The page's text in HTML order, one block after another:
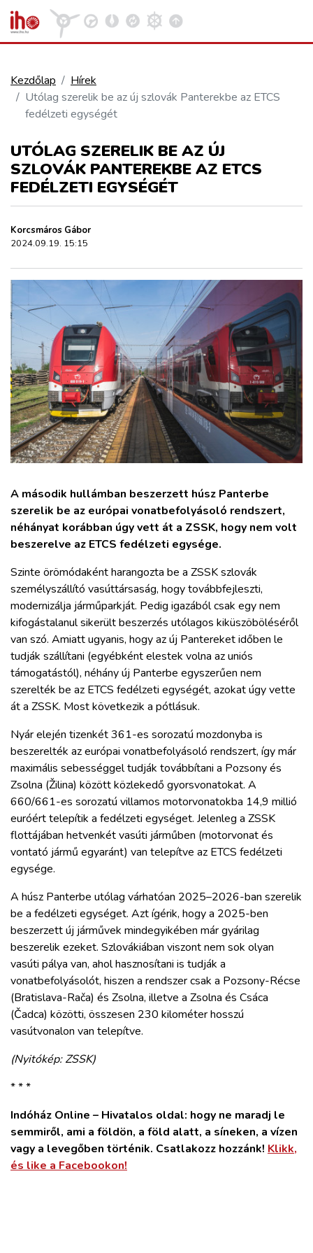
VASÚT
KÖZÚT
REPÜLÉS
KÖZLEKEDÉSFEJLESZTÉS
ZÖLDÚT
HAJÓZÁS
BLOG
ARCHÍVUM
BELÉPÉS
REGISZTRÁCIÓ
Kezdőlap
Hírek
Utólag szerelik be az új szlovák Panterekbe az ETCS
fedélzeti egységét
UTÓLAG SZERELIK BE AZ ÚJ
SZLOVÁK PANTEREKBE AZ ETCS
FEDÉLZETI EGYSÉGÉT
Korcsmáros Gábor
2024.09.19. 15:15
A második hullámban beszerzett húsz Panterbe
szerelik be az európai vonatbefolyásoló rendszert,
néhányat korábban úgy vett át a ZSSK, hogy nem volt
beszerelve az ETCS fedélzeti egysége.
Szinte örömódaként harangozta be a ZSSK szlovák
személyszállító vasúttársaság, hogy továbbfejleszti,
modernizálja járműparkját. Pedig igazából csak egy nem
kifogástalanul sikerült beszerzés utólagos kiküszöböléséről
van szó. Amiatt ugyanis, hogy az új Pantereket időben le
tudják szállítani (egyébként elestek volna az uniós
támogatástól), néhány új Panterbe egyszerűen nem
szerelték be az ETCS fedélzeti egységét, azokat úgy vette
át a ZSSK. Most következik a pótlásuk.
Nyár elején tizenkét 361-es sorozatú mozdonyba is
beszerelték az európai vonatbefolyásoló rendszert, így már
maximális sebességgel tudják továbbítani a Pozsony és
Zsolna (Žilina) között közlekedő gyorsvonatokat. A
660/661-es sorozatú villamos motorvonatokba 14,9 millió
euróért telepítik a fedélzeti egységet. Jelenleg a ZSSK
flottájában hetvenkét vasúti járműben (motorvonat és
vontató jármű egyaránt) van telepítve az ETCS fedélzeti
egysége.
A húsz Panterbe utólag várhatóan 2025–2026-ban szerelik
be a fedélzeti egységet. Azt ígérik, hogy a 2025-ben
beszerzett új járművek mindegyikében már gyárilag
beszerelik ezeket. Szlovákiában viszont nem sok olyan
vasúti pálya van, ahol hasznosítani is tudják a
vonatbefolyásolót, hiszen a rendszer csak a Pozsony-Récse
(Bratislava-Rača) és Zsolna, illetve a Zsolna és Csáca
(Čadca) közötti, összesen 230 kilométer hosszú
vasútvonalon van telepítve.
(Nyitókép: ZSSK)
* * *
Indóház Online – Hivatalos oldal: hogy ne maradj le
semmiről, ami a földön, a föld alatt, a síneken, a vízen
vagy a levegőben történik. Csatlakozz hozzánk! Klikk,
és like a Facebookon!